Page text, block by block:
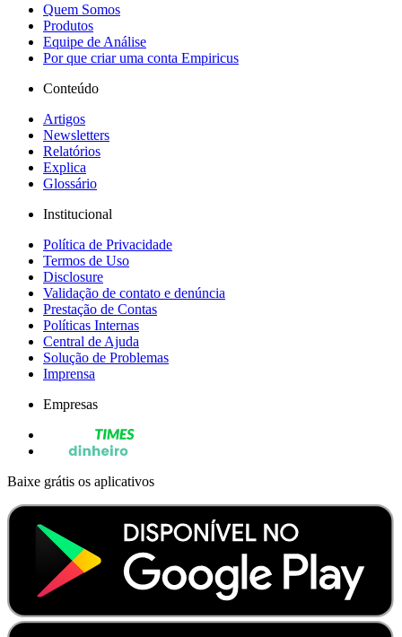
Quem Somos
Produtos
Equipe de Análise
Por que criar uma conta Empiricus
Conteúdo
Artigos
Newsletters
Relatórios
Explica
Glossário
Institucional
Política de Privacidade
Termos de Uso
Disclosure
Validação de contato e denúncia
Prestação de Contas
Políticas Internas
Central de Ajuda
Solução de Problemas
Imprensa
Empresas
Baixe grátis os aplicativos